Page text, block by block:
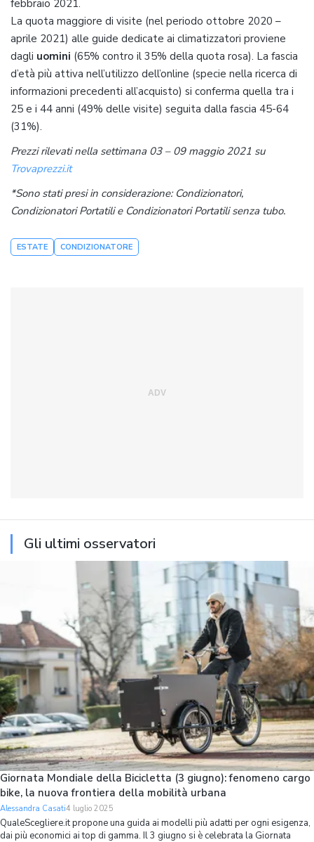
febbraio 2021.
La quota maggiore di visite (nel periodo ottobre 2020 –
aprile 2021) alle guide dedicate ai climatizzatori proviene
dagli uomini (65% contro il 35% della quota rosa). La fascia
d’età più attiva nell’utilizzo dell’online (specie nella ricerca di
informazioni precedenti all’acquisto) si conferma quella tra i
25 e i 44 anni (49% delle visite) seguita dalla fascia 45-64
(31%).
Prezzi rilevati nella settimana 03 – 09 maggio 2021 su
Trovaprezzi.it
*Sono stati presi in considerazione: Condizionatori,
Condizionatori Portatili e Condizionatori Portatili senza tubo.
ESTATE CONDIZIONATORE
Gli ultimi osservatori
Giornata Mondiale della Bicicletta (3 giugno): fenomeno cargo
bike, la nuova frontiera della mobilità urbana
Alessandra Casati4 luglio 2025
QualeScegliere.it propone una guida ai modelli più adatti per ogni esigenza,
dai più economici ai top di gamma. Il 3 giugno si è celebrata la Giornata